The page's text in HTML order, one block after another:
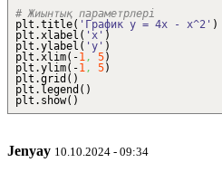
# Жиынтық параметрлері
plt.title( 'График y = 4x - x^2' )
plt.xlabel ( 'x' )
plt.ylabel ( 'y' )
plt.xlim( -1, 5)
plt.ylim( -1, 5)
plt.grid ( )
plt. legend ( )
plt. show( )
Jenyay 10.10.2024 - 09:34